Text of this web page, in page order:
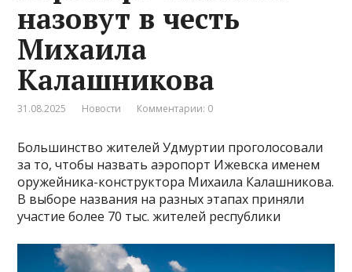
назовут в честь
Михаила
Калашникова
31.08.2025 Новости Комментарии: 0
Большинство жителей Удмуртии проголосовали
за то, чтобы назвать аэропорт Ижевска именем
оружейника-конструктора Михаила Калашникова.
В выборе названия на разных этапах приняли
участие более 70 тыс. жителей республики